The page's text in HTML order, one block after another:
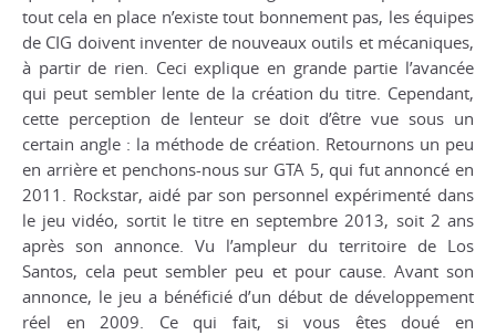
tout cela en place n’existe tout bonnement pas, les équipes
de CIG doivent inventer de nouveaux outils et mécaniques,
à partir de rien. Ceci explique en grande partie l’avancée
qui peut sembler lente de la création du titre. Cependant,
cette perception de lenteur se doit d’être vue sous un
certain angle : la méthode de création. Retournons un peu
en arrière et penchons-nous sur GTA 5, qui fut annoncé en
2011. Rockstar, aidé par son personnel expérimenté dans
le jeu vidéo, sortit le titre en septembre 2013, soit 2 ans
après son annonce. Vu l’ampleur du territoire de Los
Santos, cela peut sembler peu et pour cause. Avant son
annonce, le jeu a bénéficié d’un début de développement
réel en 2009. Ce qui fait, si vous êtes doué en